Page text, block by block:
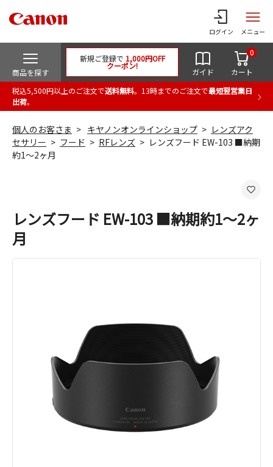
ログイン メニュー
商品を探す
新規ご登録で 1,000円OFF
クーポン!
ガイド カート
0
税込5,500円以上のご注文で送料無料。13時までのご注文で最短翌営業日
出荷。
個人のお客さま キヤノンオンラインショップ
レンズアク
セサリー
フード RFレンズ
レンズフード EW-103 ■納期
約1～2ヶ月
レンズフード EW-103 ■納期約1～2ヶ
月